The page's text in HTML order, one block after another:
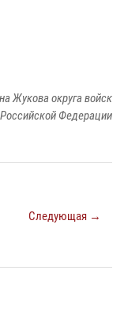
Жукова округа войск
Федерации
Следующая →